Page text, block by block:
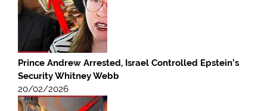
Prince Andrew Arrested, Israel Controlled Epstein’s
Security Whitney Webb
20/02/2026